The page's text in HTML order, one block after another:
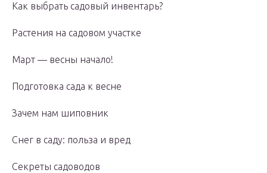
Как выбрать садовый инвентарь?
Растения на садовом участке
Март — весны начало!
Подготовка сада к весне
Зачем нам шиповник
Снег в саду: польза и вред
Секреты садоводов